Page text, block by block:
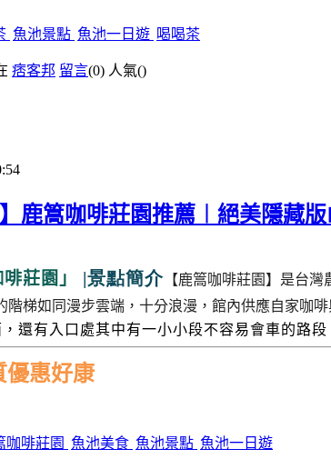
魚池景點 魚池一日遊 喝喝茶
痞客邦 留言(0) 人氣()
】鹿篙咖啡莊園推薦︱絕美隱藏
啡莊園」 |景點簡介 【鹿篙咖啡莊園】 是台灣
階梯如同漫步雲端，十分浪漫，館內供應自家咖
還有入口處其中有一小小段不容易會車的路段
優惠好康
咖啡莊園 魚池美食 魚池景點 魚池一日遊